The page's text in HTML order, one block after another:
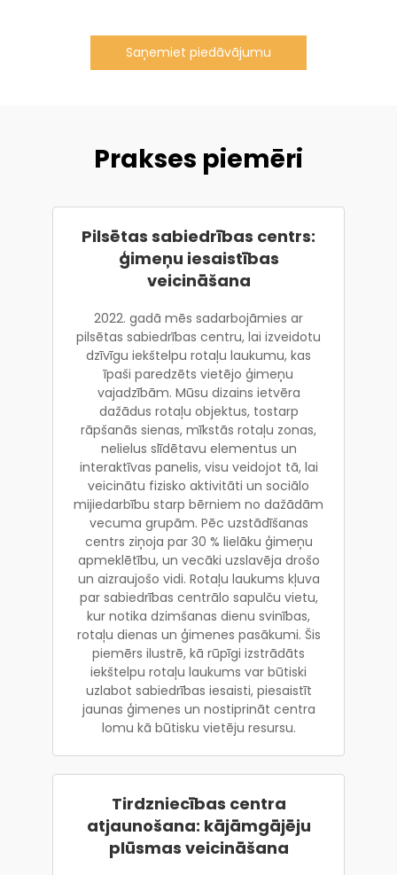
Saņemiet piedāvājumu
Prakses piemēri
Pilsētas sabiedrības centrs:
ģimeņu iesaistības
veicināšana
2022. gadā mēs sadarbojāmies ar
pilsētas sabiedrības centru, lai izveidotu
dzīvīgu iekštelpu rotaļu laukumu, kas
īpaši paredzēts vietējo ģimeņu
vajadzībām. Mūsu dizains ietvēra
dažādus rotaļu objektus, tostarp
rāpšanās sienas, mīkstās rotaļu zonas,
nelielus slīdētavu elementus un
interaktīvas panelis, visu veidojot tā, lai
veicinātu fizisko aktivitāti un sociālo
mijiedarbību starp bērniem no dažādām
vecuma grupām. Pēc uzstādīšanas
centrs ziņoja par 30 % lielāku ģimeņu
apmeklētību, un vecāki uzslavēja drošo
un aizraujošo vidi. Rotaļu laukums kļuva
par sabiedrības centrālo sapulču vietu,
kur notika dzimšanas dienu svinības,
rotaļu dienas un ģimenes pasākumi. Šis
piemērs ilustrē, kā rūpīgi izstrādāts
iekštelpu rotaļu laukums var būtiski
uzlabot sabiedrības iesaisti, piesaistīt
jaunas ģimenes un nostiprināt centra
lomu kā būtisku vietēju resursu.
Tirdzniecības centra
atjaunošana: kājāmgājēju
plūsmas veicināšana